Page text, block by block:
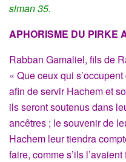
siman35.
APHORISME DU PIRKE
Rabban Gamaliel, fils de
« Que ceux qui
afin de servir Hachem et
ils seront soutenus dans
ancêtres ; le souvenir de
Hachem leur tiendra
faire, comme s’ils l’avaient